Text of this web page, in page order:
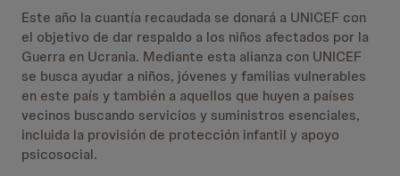
Este año la cuantía recaudada se donará a UNICEF con
el objetivo de dar respaldo a los niños afectados por la
Guerra en Ucrania. Mediante esta alianza con UNICEF
se busca ayudar a niños, jóvenes y familias vulnerables
en este país y también a aquellos que huyen a países
vecinos buscando servicios y suministros esenciales,
incluida la provisión de protección infantil y apoyo
psicosocial.